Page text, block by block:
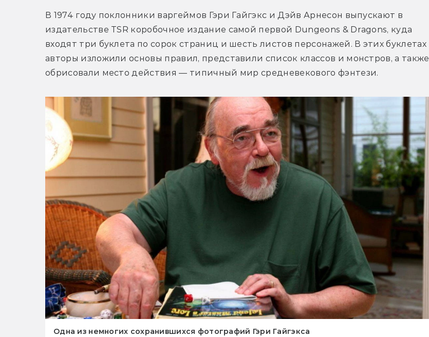
В 1974 году поклонники варгеймов Гэри Гайгэкс и Дэйв Арнесон выпускают в
издательстве TSR коробочное издание самой первой Dungeons & Dragons, куда
входят три буклета по сорок страниц и шесть листов персонажей. В этих буклетах
авторы изложили основы правил, представили список классов и монстров, а также
обрисовали место действия — типичный мир средневекового фэнтези.
Одна из немногих сохранившихся фотографий Гэри Гайгэкса